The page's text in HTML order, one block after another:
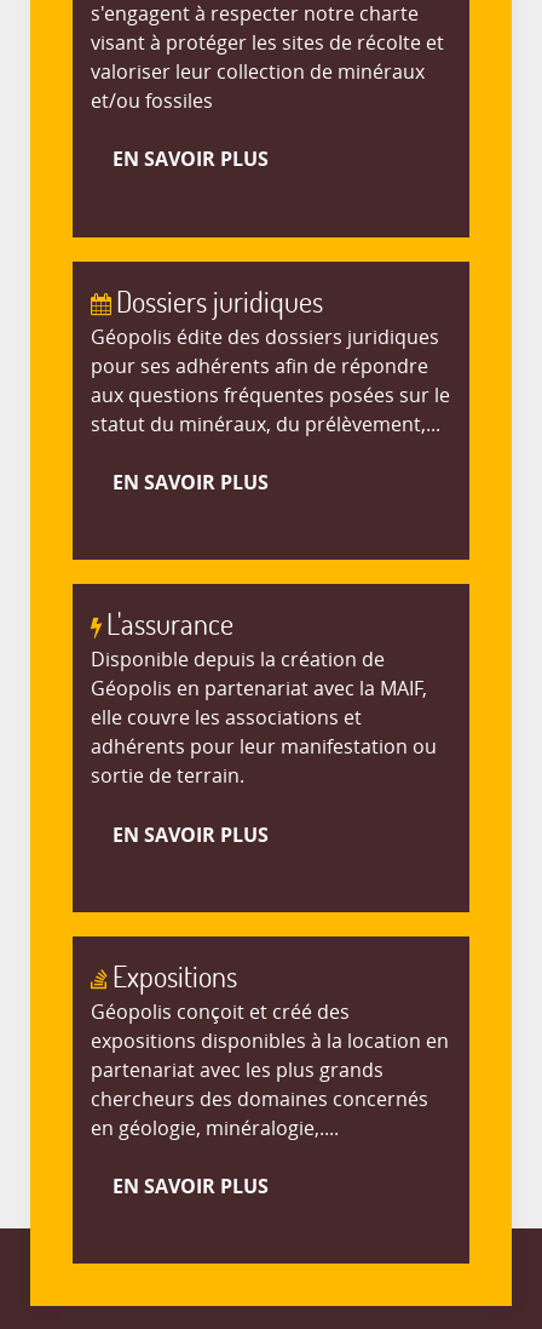
s'engagent à respecter notre charte
visant à protéger les sites de récolte et
valoriser leur collection de minéraux
et/ou fossiles
EN SAVOIR PLUS
Dossiers juridiques
Géopolis édite des dossiers juridiques
pour ses adhérents afin de répondre
aux questions fréquentes posées sur le
statut du minéraux, du prélèvement,...
EN SAVOIR PLUS
L'assurance
Disponible depuis la création de
Géopolis en partenariat avec la MAIF,
elle couvre les associations et
adhérents pour leur manifestation ou
sortie de terrain.
EN SAVOIR PLUS
Expositions
Géopolis conçoit et créé des
expositions disponibles à la location en
partenariat avec les plus grands
chercheurs des domaines concernés
en géologie, minéralogie,....
EN SAVOIR PLUS